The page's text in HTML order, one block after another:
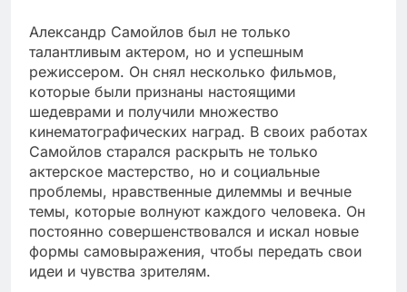
Александр Самойлов был не только
талантливым актером, но и успешным
режиссером. Он снял несколько фильмов,
которые были признаны настоящими
шедеврами и получили множество
кинематографических наград. В своих работах
Самойлов старался раскрыть не только
актерское мастерство, но и социальные
проблемы, нравственные дилеммы и вечные
темы, которые волнуют каждого человека. Он
постоянно совершенствовался и искал новые
формы самовыражения, чтобы передать свои
идеи и чувства зрителям.